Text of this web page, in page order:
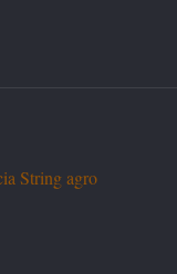
String agro